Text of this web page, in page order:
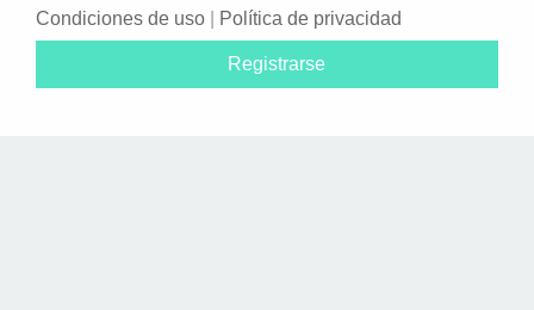
Condiciones de uso Política de privacidad
Registrarse